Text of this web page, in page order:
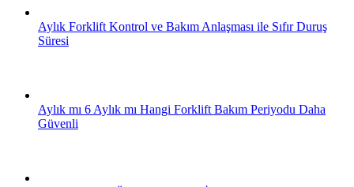
Aylık Forklift Kontrol ve Bakım Anlaşması ile Sıfır Duruş
Süresi
Aylık mı 6 Aylık mı Hangi Forklift Bakım Periyodu Daha
Güvenli